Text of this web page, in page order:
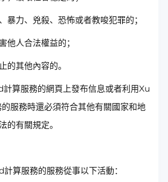
暴力、兇殺、恐怖或者教唆犯罪的；
他人合法權益的；
的其他內容的。
算服務的網頁上發布信息或者利用Xu
服務時還必須符合其他有關國家和地
的有關規定。
算服務的服務從事以下活動：